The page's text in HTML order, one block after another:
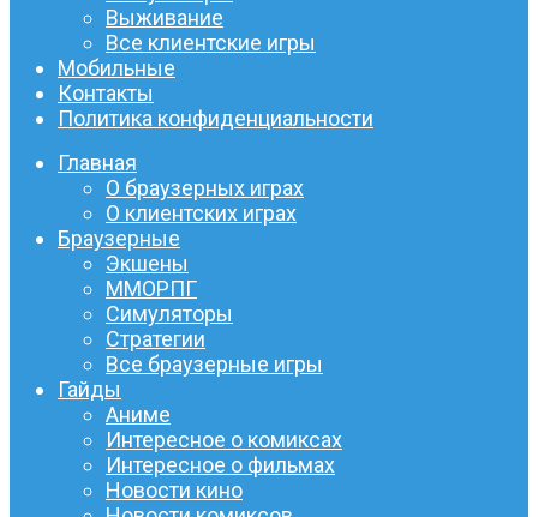
Выживание
Все клиентские игры
Мобильные
Контакты
Политика конфиденциальности
Главная
О браузерных играх
О клиентских играх
Браузерные
Экшены
ММОРПГ
Симуляторы
Стратегии
Все браузерные игры
Гайды
Аниме
Интересное о комиксах
Интересное о фильмах
Новости кино